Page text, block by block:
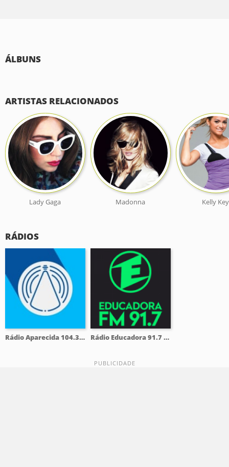
ÁLBUNS
ARTISTAS RELACIONADOS
Lady Gaga Madonna Kelly Key
RÁDIOS
Rádio Aparecida 104.3 FM Rádio Educadora 91.7 FM